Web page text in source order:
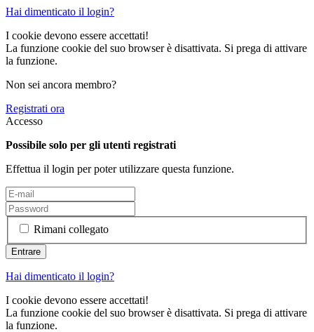
Hai dimenticato il login?
I cookie devono essere accettati!
La funzione cookie del suo browser è disattivata. Si prega di attivare
la funzione.
Non sei ancora membro?
Registrati ora
Accesso
Possibile solo per gli utenti registrati
Effettua il login per poter utilizzare questa funzione.
Rimani collegato
Hai dimenticato il login?
I cookie devono essere accettati!
La funzione cookie del suo browser è disattivata. Si prega di attivare
la funzione.